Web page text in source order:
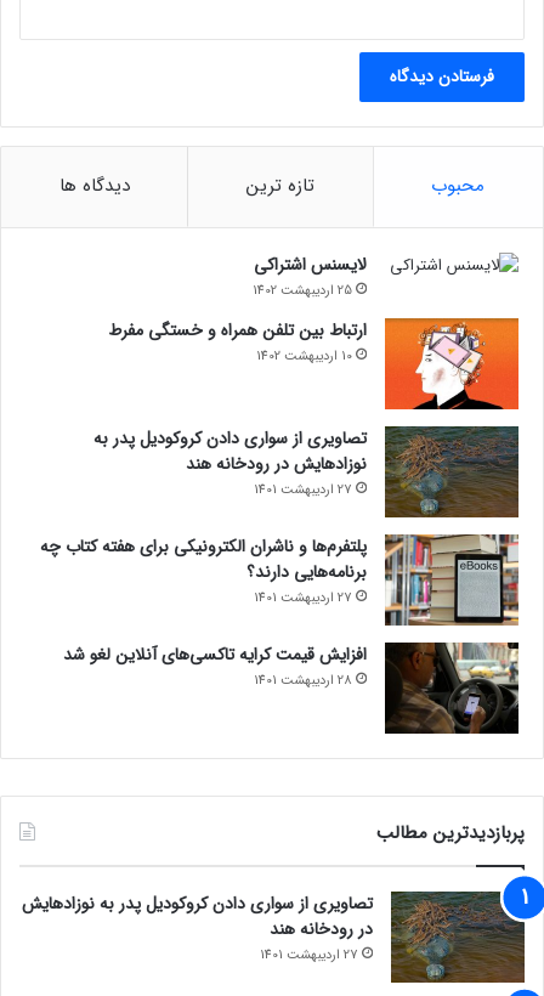
محبوب تازه ترین دیدگاه ها
لایسنس اشتراکی
25 اردیبهشت 1402
ارتباط بین تلفن همراه و خستگی مفرط
10 اردیبهشت 1402
تصاویری از سواری دادن کروکودیل پدر به
نوزادهایش در رودخانه هند
27 اردیبهشت 1401
پلتفرم‌ها و ناشران الکترونیکی برای هفته کتاب چه
برنامه‌هایی دارند؟
27 اردیبهشت 1401
افزایش قیمت کرایه تاکسی‌های آنلاین لغو شد
28 اردیبهشت 1401
پربازدیدترین مطالب
تصاویری از سواری دادن کروکودیل پدر به نوزادهایش
در رودخانه هند
27 اردیبهشت 1401